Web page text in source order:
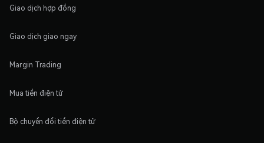
Giao dịch hợp đồng
Giao dịch giao ngay
Margin Trading
Mua tiền điện tử
Bộ chuyển đổi tiền điện tử